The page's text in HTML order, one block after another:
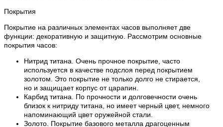
Покрытия
Покрытие на различных элементах часов выполняет две
функции: декоративную и защитную. Рассмотрим основные
покрытия часов:
Нитрид титана. Очень прочное покрытие, часто
используется в качестве подслоя перед покрытием
золотом. Это покрытие не только долго не стирается,
но и защищает корпус от царапин.
Карбид титана. По прочности и долговечности очень
близок к нитриду титана, но имеет черный цвет, немного
напоминающий цвет оружейной стали.
Золото. Покрытие базового металла драгоценным